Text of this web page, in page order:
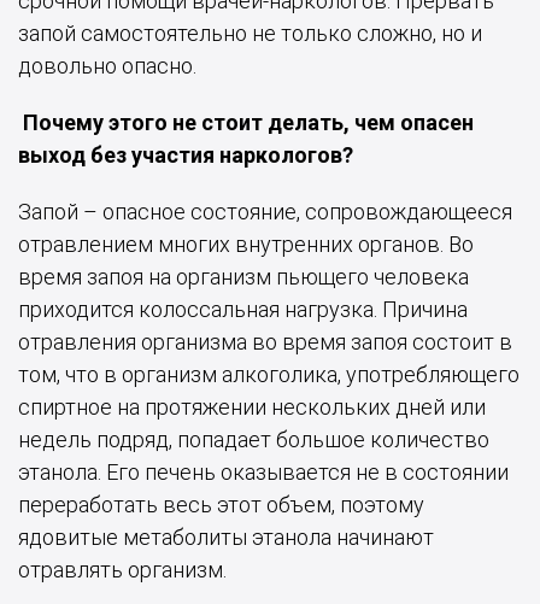
запой самостоятельно не только сложно, но и
довольно опасно.
Почему этого не стоит делать, чем опасен
выход без участия наркологов?
Запой – опасное состояние, сопровождающееся
отравлением многих внутренних органов. Во
время запоя на организм пьющего человека
приходится колоссальная нагрузка. Причина
отравления организма во время запоя состоит в
том, что в организм алкоголика, употребляющего
спиртное на протяжении нескольких дней или
недель подряд, попадает большое количество
этанола. Его печень оказывается не в состоянии
переработать весь этот объем, поэтому
ядовитые метаболиты этанола начинают
отравлять организм.